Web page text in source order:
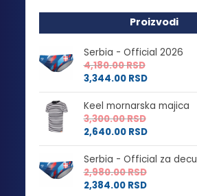
Proizvodi
Serbia - Official 2026
4,180.00RSD
3,344.00 RSD
Keel mornarska majica
3,300.00RSD
2,640.00 RSD
Serbia - Official za decu
2,980.00RSD
2,384.00 RSD